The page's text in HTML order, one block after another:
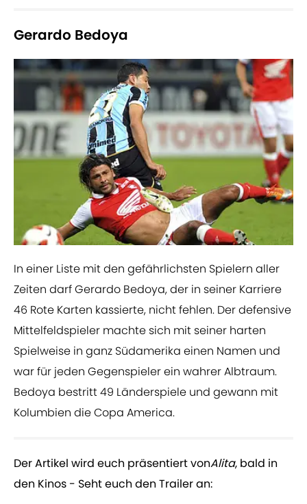
Gerardo Bedoya
In einer Liste mit den gefährlichsten Spielern aller
Zeiten darf Gerardo Bedoya, der in seiner Karriere
46 Rote Karten kassierte, nicht fehlen. Der defensive
Mittelfeldspieler machte sich mit seiner harten
Spielweise in ganz Südamerika einen Namen und
war für jeden Gegenspieler ein wahrer Albtraum.
Bedoya bestritt 49 Länderspiele und gewann mit
Kolumbien die Copa America.
Der Artikel wird euch präsentiert vonAlita, bald in
den Kinos - Seht euch den Trailer an: